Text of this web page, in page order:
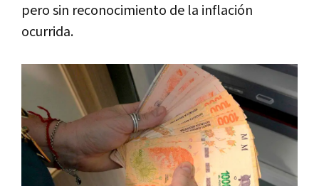
pero sin reconocimiento de la inflación
ocurrida.